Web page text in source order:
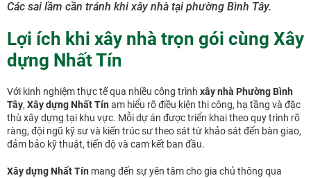
Các sai lầm cần tránh khi xây nhà tại phường Bình Tây.
Lợi ích khi xây nhà trọn gói cùng Xây
dựng Nhất Tín
Với kinh nghiệm thực tế qua nhiều công trình xây nhà Phường Bình
Tây, Xây dựng Nhất Tín am hiểu rõ điều kiện thi công, hạ tầng và đặc
thù xây dựng tại khu vực. Mỗi dự án được triển khai theo quy trình rõ
ràng, đội ngũ kỹ sư và kiến trúc sư theo sát từ khảo sát đến bàn giao,
đảm bảo kỹ thuật, tiến độ và cam kết ban đầu.
Xây dựng Nhất Tín mang đến sự yên tâm cho gia chủ thông qua